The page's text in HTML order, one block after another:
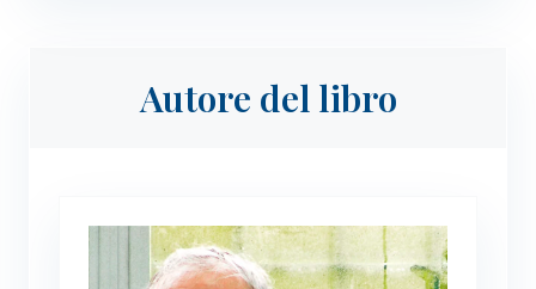
Autore del libro